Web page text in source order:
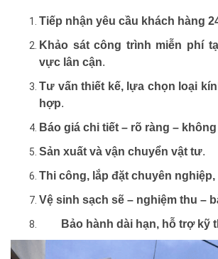
Tiếp nhận yêu cầu khách hàng
Khảo sát công trình miễn phí
vực lân cận.
Tư vấn thiết kế, lựa chọn loại
hợp.
Báo giá chi tiết – rõ ràng –
Sản xuất và vận chuyển vật tư.
Thi công, lắp đặt chuyên
Vệ sinh sạch sẽ – nghiệm thu –
Bảo hành dài hạn, hỗ trợ kỹ